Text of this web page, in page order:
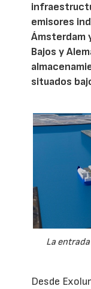
emisores
Ámsterdam
Bajos y
situados
La
Desde